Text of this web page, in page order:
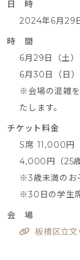
日 時
2024年6月29
時 間
6月29日（土
6月30日（日
※会場の混雑
たします。
チケット料金
S席 11,000
4,000円（25歳
※3歳未満のお
※30日の学生
会 場
板橋区立